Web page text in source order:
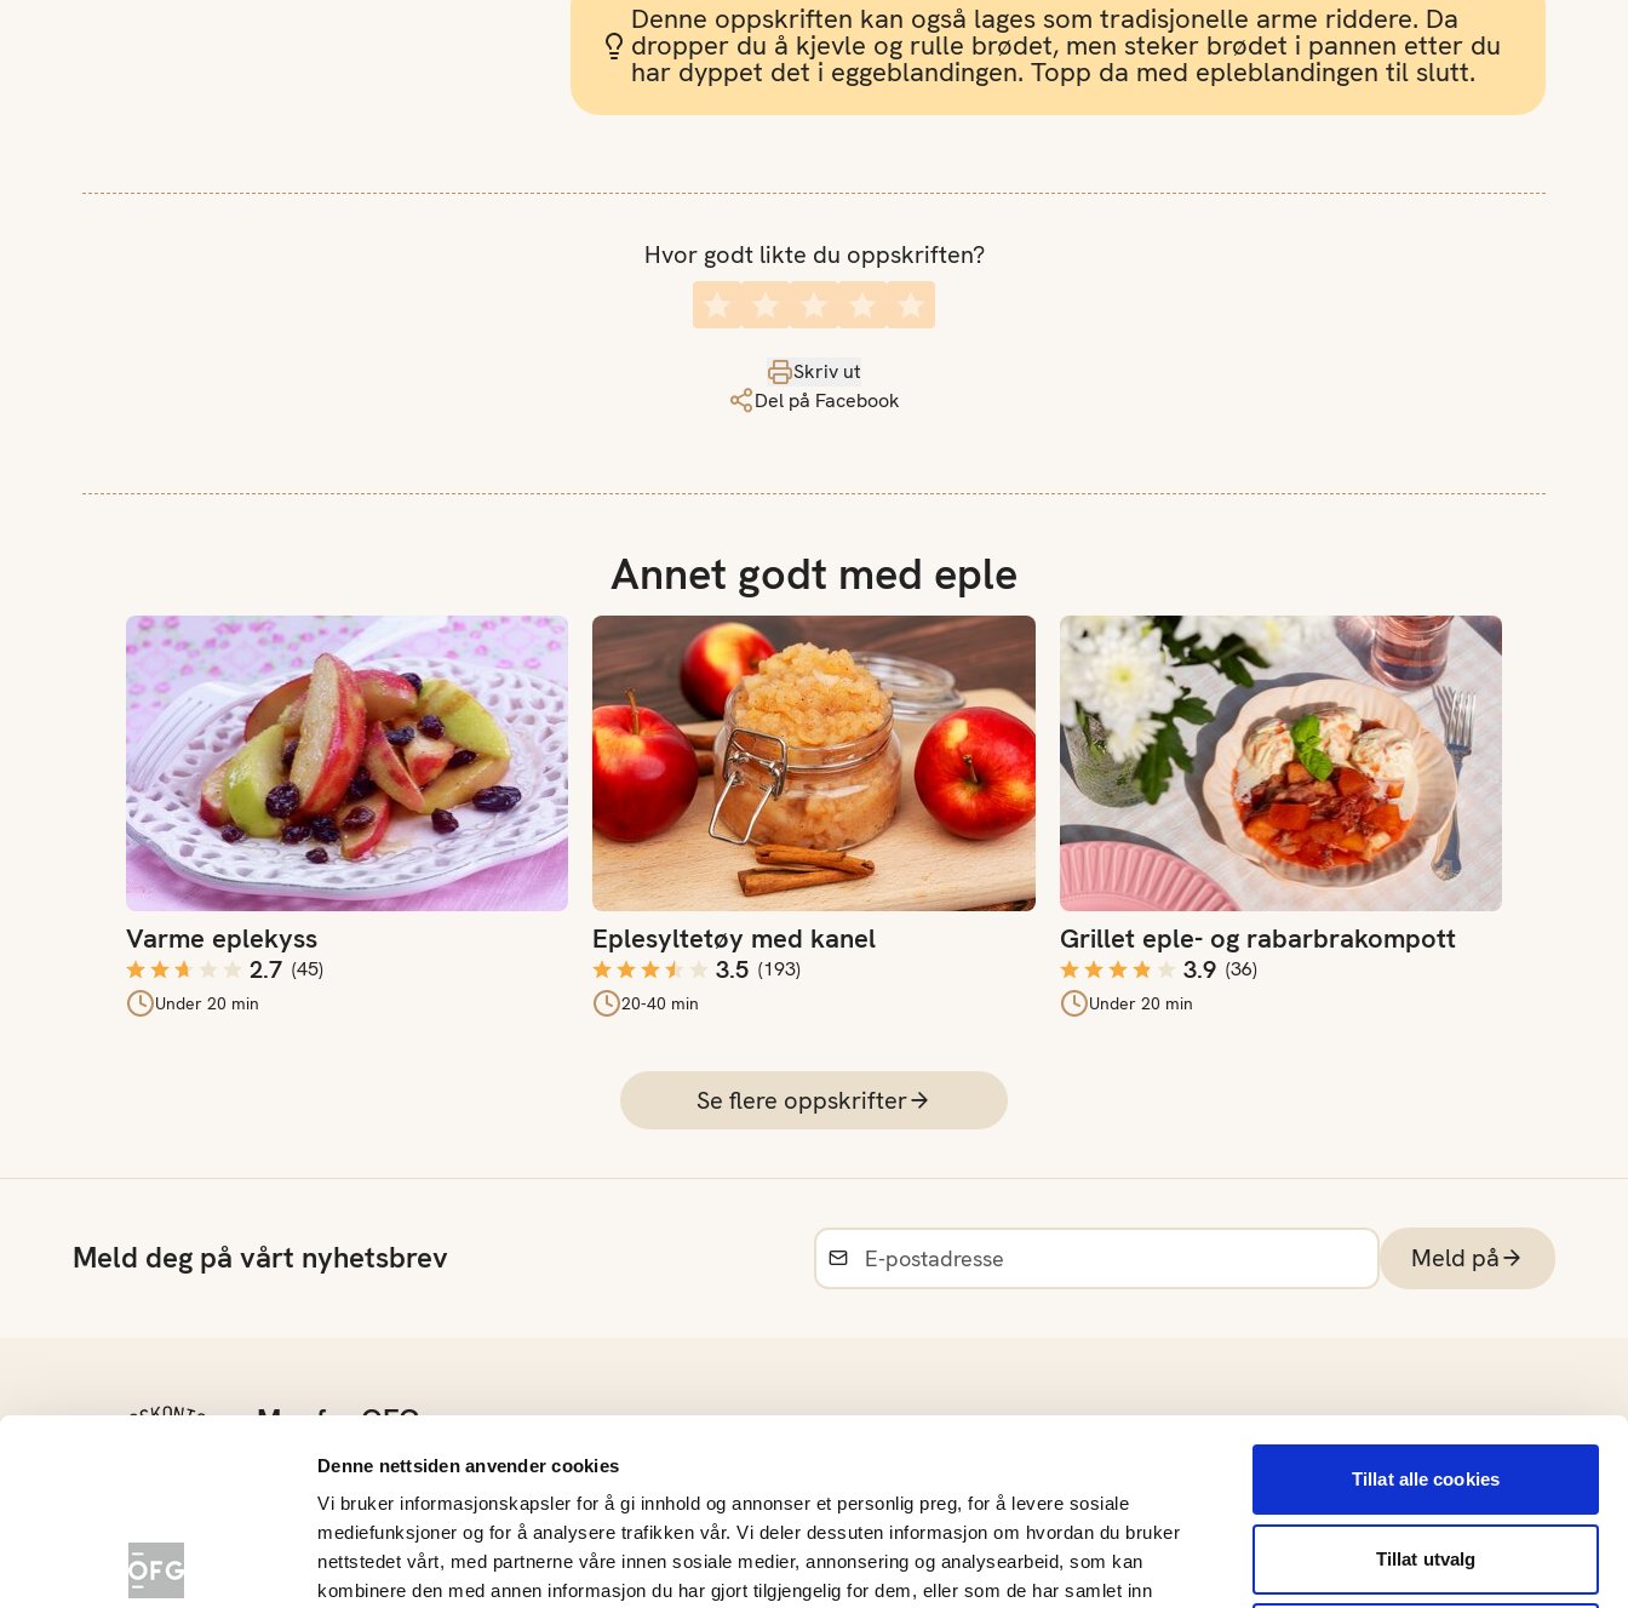
Denne nettsiden anvender cookies
Vi bruker informasjonskapsler for å gi innhold og annonser et personlig preg, for å levere sosiale
mediefunksjoner og for å analysere trafikken vår. Vi deler dessuten informasjon om hvordan du bruker
nettstedet vårt, med partnerne våre innen sosiale medier, annonsering og analysearbeid, som kan
kombinere den med annen informasjon du har gjort tilgjengelig for dem, eller som de har samlet inn
Tillat alle cookies
Tillat utvalg
Denne oppskriften kan også lages som tradisjonelle arme riddere. Da
dropper du å kjevle og rulle brødet, men steker brødet i pannen etter du
har dyppet det i eggeblandingen. Topp da med epleblandingen til slutt.
Hvor godt likte du oppskriften?
Skriv ut
Del på Facebook
Annet godt med eple
Varme eplekyss
2.7 (45)
Under 20 min
Varme eplekyss
Eplesyltetøy med kanel
3.5 (193)
20-40 min
Eplesyltetøy med kanel
Grillet eple- og rabarbrakompott
3.9 (36)
Under 20 min
Grillet eple- og rabarbrakompott
Se flere oppskrifter
Meld deg på vårt nyhetsbrev Meld på
Mer fra OFG
Grøntløftet
Konkurranser
Nyhetsarkiv
Materiell og bildearkiv
Frukt- og Grøntinnsikt
Personvernerklæring